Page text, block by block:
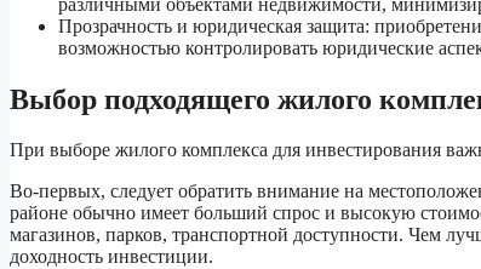
Прозрачность и юридическая защита:
возможностью контролировать юридические
Выбор подходящего жилого
При выборе жилого комплекса для инвестирования
Во-первых, следует обратить внимание на
районе обычно имеет больший спрос и высокую
магазинов, парков, транспортной доступности. Чем
доходность инвестиции.